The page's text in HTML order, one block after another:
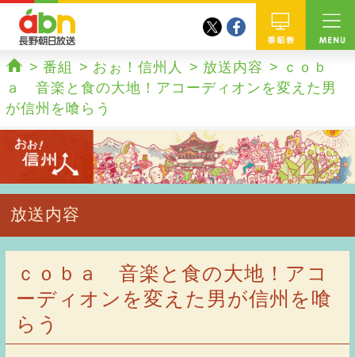
番組
twitterfacebook
ホーム
番組 おぉ！信州人 放送内容
ｃｏｂ
ａ 音楽と食の大地！アコーディオンを変えた男
が信州を喰らう
放送内容
ｃｏｂａ 音楽と食の大地！アコ
ーディオンを変えた男が信州を喰
らう